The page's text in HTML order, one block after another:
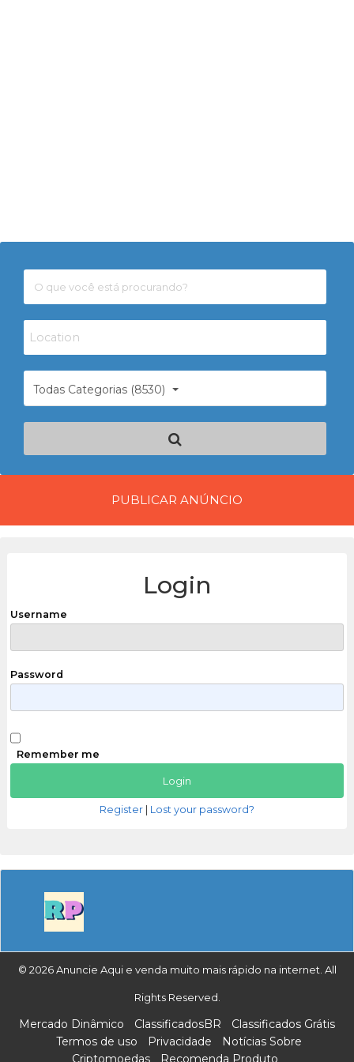
Todas Categorias (8530)
PUBLICAR ANÚNCIO
Login
Username
Password
Remember me
Register Lost your password?
© 2026 Anuncie Aqui e venda muito mais rápido na internet. All
Rights Reserved.
Mercado Dinâmico ClassificadosBR
Classificados Grátis
Termos de uso
Privacidade
Notícias Sobre
Criptomoedas
Recomenda Produto